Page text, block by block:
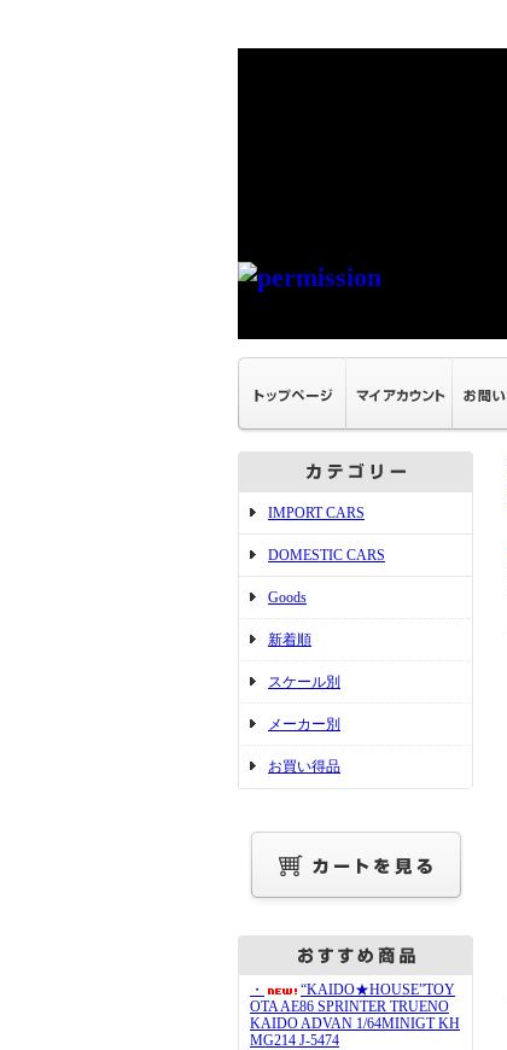
IMPORT CARS
DOMESTIC CARS
Goods
新着順
スケール別
メーカー別
お買い得品
・
“KAIDO★HOUSE”TOY
OTA AE86 SPRINTER TRUENO
KAIDO ADVAN 1/64MINIGT KH
MG214 J-5474